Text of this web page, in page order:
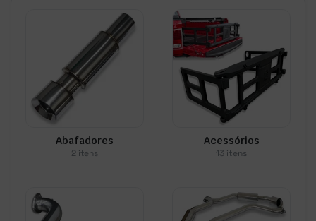
Abafadores
2 itens
Acessórios
13 itens